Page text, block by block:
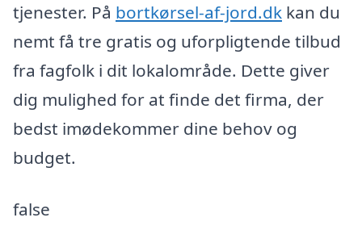
tjenester. På bortkørsel-af-jord.dk kan du
nemt få tre gratis og uforpligtende tilbud
fra fagfolk i dit lokalområde. Dette giver
dig mulighed for at finde det firma, der
bedst imødekommer dine behov og
budget.
false